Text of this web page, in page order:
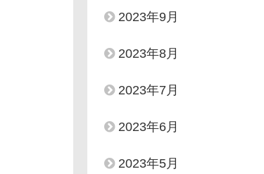
2023年9月
2023年8月
2023年7月
2023年6月
2023年5月